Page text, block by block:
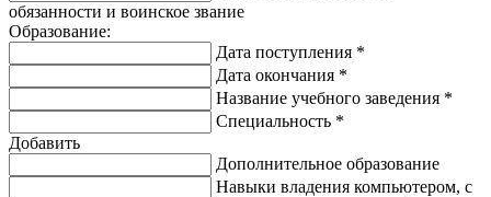
обязанности и воинское звание
Образование:
Дата поступления *
Дата окончания *
Название учебного заведения *
Специальность *
Добавить
Дополнительное образование
Навыки владения компьютером, с